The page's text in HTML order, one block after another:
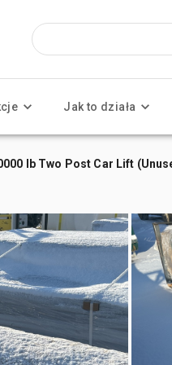
Jak to działa
lb Two Post Car Lift